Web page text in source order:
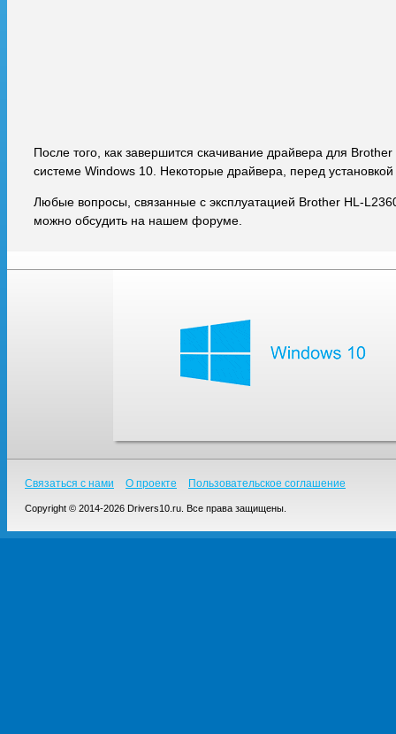
После того, как завершится скачивание драйвера для
системе Windows 10. Некоторые драйвера, перед
Любые вопросы, связанные с эксплуатацией Brother HL-
можно обсудить на нашем форуме.
Связаться с нами О проекте Пользовательское соглашение
Copyright © 2014-2026 Drivers10.ru. Все права защищены.